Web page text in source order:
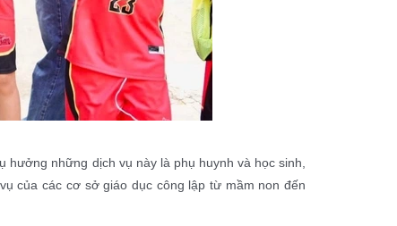
những dịch vụ này là phụ huynh và học sinh,
của các cơ sở giáo dục công lập từ mầm non đến